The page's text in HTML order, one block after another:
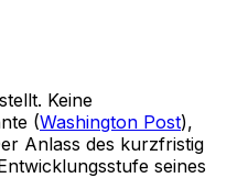
Keine
(Washington Post),
Anlass des kurzfristig
seines